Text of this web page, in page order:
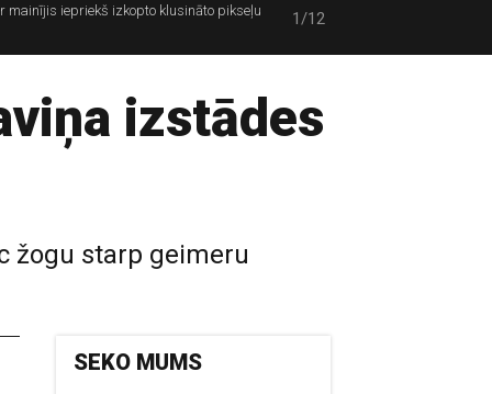
mainījis iepriekš izkopto klusināto pikseļu
1/12
izstādes
žogu starp geimeru
SEKO MUMS